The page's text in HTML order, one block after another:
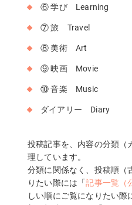
⑥ 学び Learning
⑦ 旅 Travel
⑧ 美術 Art
⑨ 映画 Movie
⑩ 音楽 Music
ダイアリー Diary
投稿記事を、内容の分類（
理しています。
分類に関係なく、投稿順（
りたい際には「記事一覧（
しい順にご覧になりたい際